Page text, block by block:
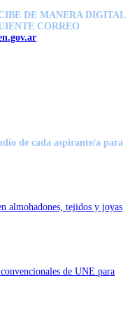
DE MANERA DIGITAL
CORREO
de cada aspirante/a para
almohadones, tejidos y joyas
de UNE para